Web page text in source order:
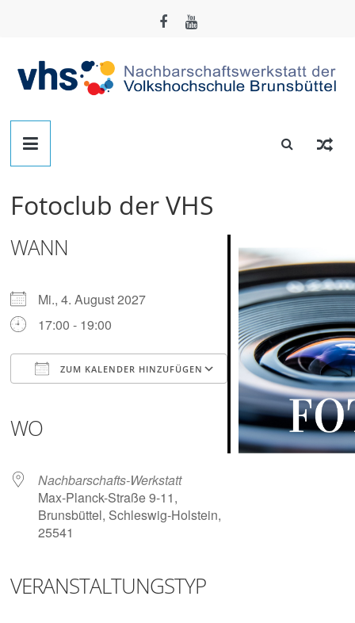
Nachbarschafts-
Werkstatt
Brunsbüttel
Der
zum
Basteln,
Tüfteln,
Digitalisieren
Fotoclub der VHS
WANN
Mi., 4. August 2027
17:00 - 19:00
ZUM KALENDER HINZUFÜGEN
Outlook Live
WO
Nachbarschafts-Werkstatt
Max-Planck-Straße 9-11,
Brunsbüttel, Schleswig-Holstein,
25541
VERANSTALTUNGSTYP